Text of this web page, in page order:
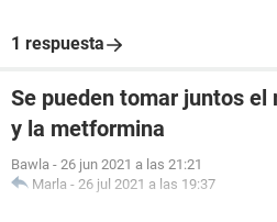
1 respuesta
Se pueden tomar juntos el
y la metformina
Bawla - 26 jun 2021 a las 21:21
Marla - 26 jul 2021 a las 19:37